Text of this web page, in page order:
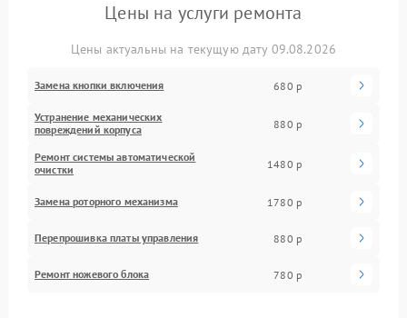
Цены на услуги ремонта
Цены актуальны на текущую дату 09.08.2026
Замена кнопки включения 680 р
Устранение механических
повреждений корпуса
880 р
Ремонт системы автоматической
очистки
1480 р
Замена роторного механизма 1780 р
Перепрошивка платы управления 880 р
Ремонт ножевого блока 780 р